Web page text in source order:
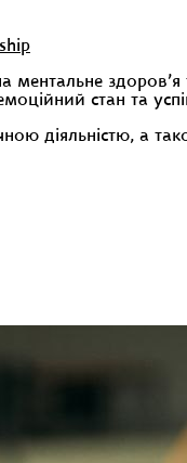
ментальне здоров’я
стан та
діяльністю, а